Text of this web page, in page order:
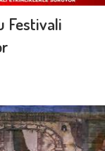
Festivali